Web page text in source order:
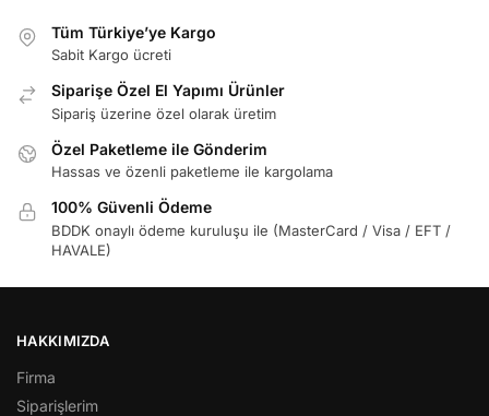
Tüm Türkiye’ye Kargo
Sabit Kargo ücreti
Siparişe Özel El Yapımı Ürünler
Sipariş üzerine özel olarak üretim
Özel Paketleme ile Gönderim
Hassas ve özenli paketleme ile kargolama
100% Güvenli Ödeme
BDDK onaylı ödeme kuruluşu ile (MasterCard / Visa / EFT /
HAVALE)
HAKKIMIZDA
Firma
Siparişlerim